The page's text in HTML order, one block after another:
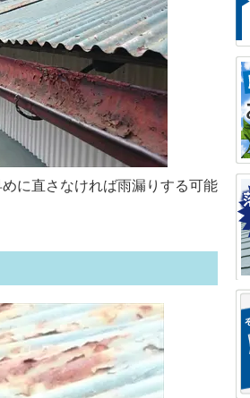
に直さなければ雨漏りする可能